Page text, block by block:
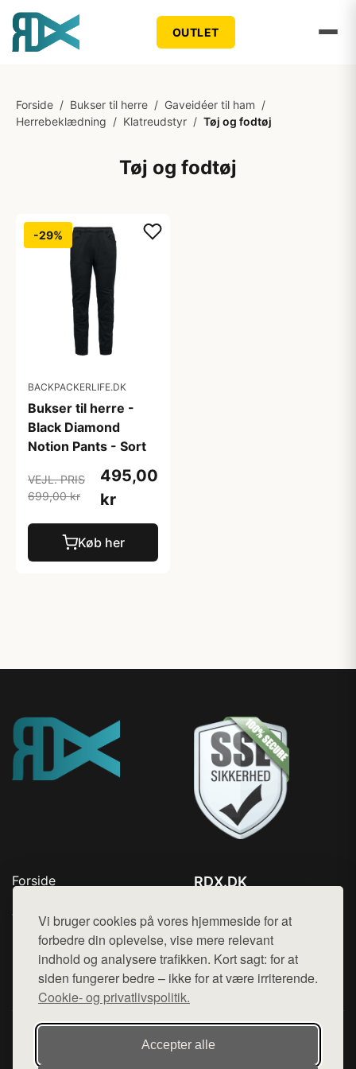
Vi bruger cookies på vores hjemmeside for at
forbedre din oplevelse, vise mere relevant
indhold og analysere trafikken. Kort sagt: for at
siden fungerer bedre – ikke for at være irriterende.
Cookie- og privatlivspolitik.
Accepter alle
OUTLET
Forside / Bukser til herre / Gaveidéer til ham /
Herrebeklædning / Klatreudstyr / Tøj og fodtøj
Tøj og fodtøj
-29%
BACKPACKERLIFE.DK
Bukser til herre -
Black Diamond
Notion Pants - Sort
VEJL. PRIS
699,00 kr
495,00
kr
Køb her
Forside
Top Rabatter
Blog
Kontakt
RDX.DK
Mail: hej@want.dk
Cookie- og privatlivspolitik
Denne side er en del af want.dk, der udgiver en række
hjemmesider med præsentation af forskellige produkter fra